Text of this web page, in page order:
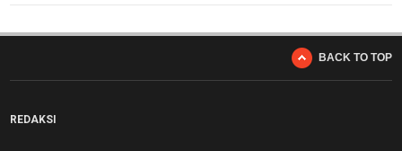
BACK TO TOP
REDAKSI